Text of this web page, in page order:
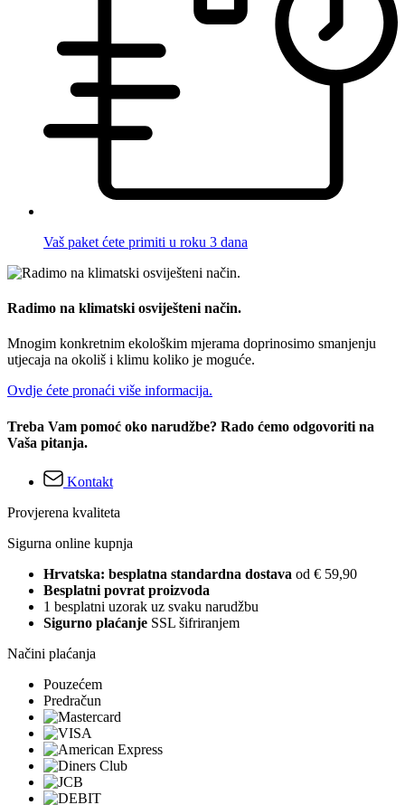
Vaš paket ćete primiti u roku 3 dana
Radimo na klimatski osviješteni način.
Mnogim konkretnim ekološkim mjerama doprinosimo smanjenju
utjecaja na okoliš i klimu koliko je moguće.
Ovdje ćete pronaći više informacija.
Treba Vam pomoć oko narudžbe? Rado ćemo odgovoriti na
Vaša pitanja.
Kontakt
Provjerena kvaliteta
Sigurna online kupnja
Hrvatska: besplatna standardna dostava od € 59,90
Besplatni povrat proizvoda
1 besplatni uzorak uz svaku narudžbu
Sigurno plaćanje SSL šifriranjem
Načini plaćanja
Pouzećem
Predračun